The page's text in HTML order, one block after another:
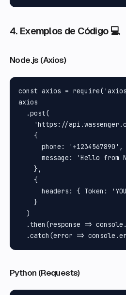
4. Exemplos de Código 💻
Node.js (Axios)
const axios =
axios
  .post(
'https://
    {
      phone: '+1234567890',
message: 'Hello from
    },
    {
headers: { Token:
    }
  )
.then(response =>
Python (Requests)